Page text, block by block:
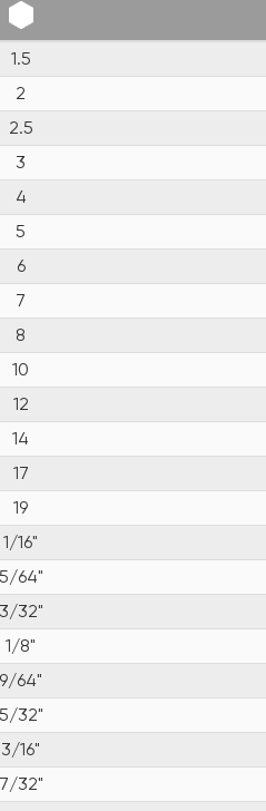
1.5
2
2.5
3
4
5
6
7
8
10
12
14
17
19
1/16"
5/64"
3/32"
1/8"
9/64"
5/32"
3/16"
7/32"